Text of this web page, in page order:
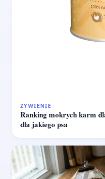
ŻYWIENIE
Ranking mokrych karm
dla jakiego psa